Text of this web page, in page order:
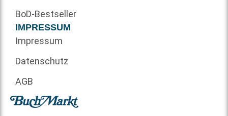
BoD-Bestseller
IMPRESSUM
Impressum
Datenschutz
AGB